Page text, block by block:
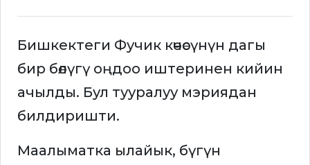
Бишкектеги Фучик көчөсүнүн дагы
бир бөлүгү оңдоо иштеринен кийин
ачылды. Бул тууралуу мэриядан
билдиришти.
Маалыматка ылайык, бүгүн